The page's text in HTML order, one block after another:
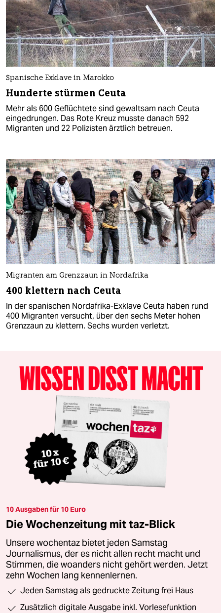
Spanische Exklave in Marokko
Hunderte stürmen Ceuta
Mehr als 600 Geflüchtete sind gewaltsam nach Ceuta
eingedrungen. Das Rote Kreuz musste danach 592
Migranten und 22 Polizisten ärztlich betreuen.
Migranten am Grenzzaun in Nordafrika
400 klettern nach Ceuta
In der spanischen Nordafrika-Exklave Ceuta haben rund
400 Migranten versucht, über den sechs Meter hohen
Grenzzaun zu klettern. Sechs wurden verletzt.
10 Ausgaben für 10 Euro
Die Wochenzeitung mit taz-Blick
Unsere wochentaz bietet jeden Samstag
Journalismus, der es nicht allen recht macht und
Stimmen, die woanders nicht gehört werden. Jetzt
zehn Wochen lang kennenlernen.
Jeden Samstag als gedruckte Zeitung frei Haus
Zusätzlich digitale Ausgabe inkl. Vorlesefunktion